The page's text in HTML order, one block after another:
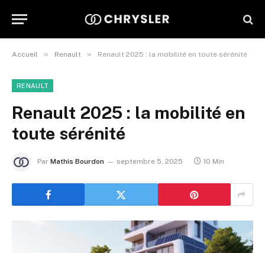
Accueil » Renault » Renault 2025 : la mobilité en toute sérénité
RENAULT
Renault 2025 : la mobilité en
toute sérénité
Par Mathis Bourdon septembre 5, 2025 10 Min